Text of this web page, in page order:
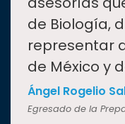
de Biología,
representar
de México y
Ángel Rogelio
Egresado de la